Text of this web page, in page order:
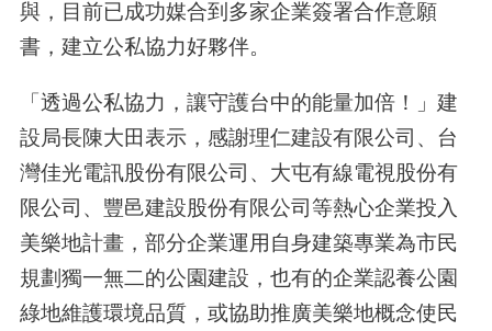
與，目前已成功媒合到多家企業簽署合作意願
書，建立公私協力好夥伴。
「透過公私協力，讓守護台中的能量加倍！」建
設局長陳大田表示，感謝理仁建設有限公司、台
灣佳光電訊股份有限公司、大屯有線電視股份有
限公司、豐邑建設股份有限公司等熱心企業投入
美樂地計畫，部分企業運用自身建築專業為市民
規劃獨一無二的公園建設，也有的企業認養公園
綠地維護環境品質，或協助推廣美樂地概念使民